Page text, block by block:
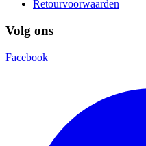
Retourvoorwaarden
Volg ons
Facebook